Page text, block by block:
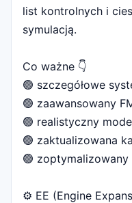
list kontrolnych i
symulacją.
Co ważne 👇
🟢 szczegółowe
🟢 zaawansowany
🟢 realistyczny
🟢 zaktualizowana
🟢 zoptymalizowany
⚙️ EE (Engine